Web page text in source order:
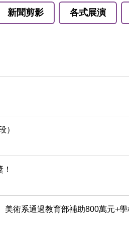
新聞剪影 各式展演
）
術系通過教育部補助800萬元+